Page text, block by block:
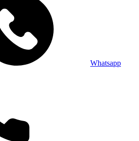
Whatsapp